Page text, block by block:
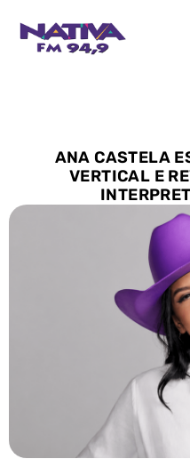
ANA CASTELA
VERTICAL E